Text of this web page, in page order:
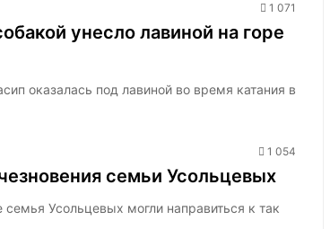
1 071
унесло лавиной на горе
оказалась под лавиной во время катания в
1 054
семьи Усольцевых
Усольцевых могли направиться к так